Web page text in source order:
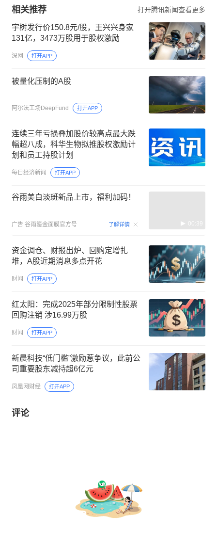
相关推荐 打开腾讯新闻查看更多
宇树发行价150.8元/股，王兴兴身家
131亿，3473万股用于股权激励
深网 打开APP
被量化压制的A股
阿尔法工场DeepFund 打开APP
连续三年亏损叠加股价较高点最大跌
幅超八成，科华生物拟推股权激励计
划和员工持股计划
每日经济新闻 打开APP
谷雨美白淡斑新品上市，福利加码！
广告 谷雨鎏金面膜官方号 了解详情 00:39
资金调仓、财报出炉、回购定增扎
堆，A股近期消息多点开花
财闻 打开APP
红太阳：完成2025年部分限制性股票
回购注销 涉16.99万股
财闻 打开APP
新晨科技“低门槛”激励惹争议，此前公
司重要股东减持超6亿元
凤凰网财经 打开APP
评论